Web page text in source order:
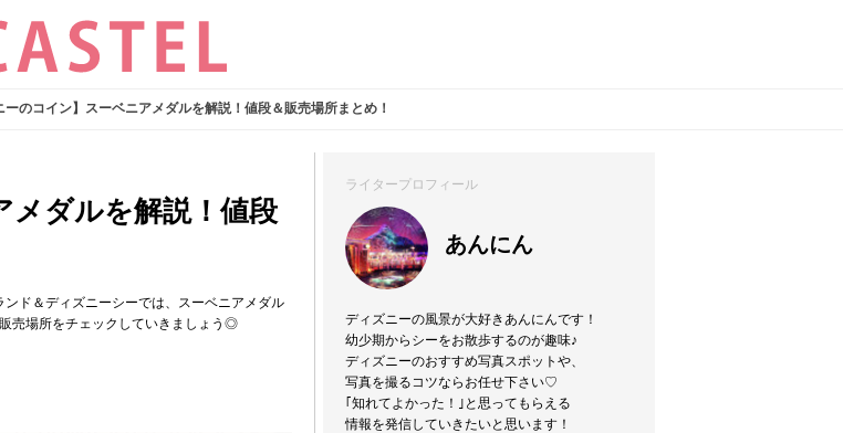
ーのコイン】スーベニアメダルを解説！値段＆販売場所まとめ！
メダルを解説！値段
ド＆ディズニーシーでは、スーベニアメダル
売場所をチェックしていきましょう◎
ライタープロフィール
あんにん
ディズニーの風景が大好きあんにんです！
幼少期からシーをお散歩するのが趣味♪
ディズニーのおすすめ写真スポットや、
写真を撮るコツならお任せ下さい♡
｢知れてよかった！｣と思ってもらえる
情報を発信していきたいと思います！